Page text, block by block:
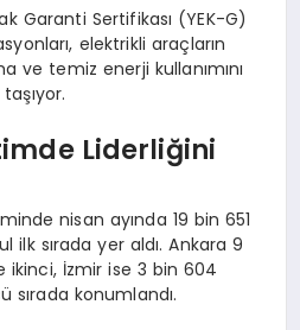
Garanti Sertifikası (YEK-G)
elektrikli araçların
ve temiz enerji kullanımını
Liderliğini
nisan ayında 19 bin 651
sırada yer aldı. Ankara 9
İzmir ise 3 bin 604
konumlandı.